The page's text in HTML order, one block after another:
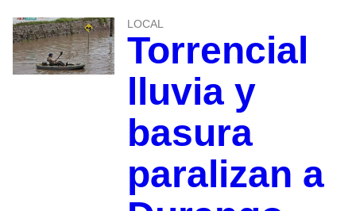
LOCAL
Torrencial
lluvia y
basura
paralizan a